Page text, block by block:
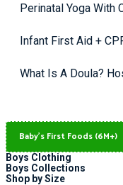
Perinatal Yoga With
Infant First Aid +
What Is A Doula?
Baby's First Foods (6M+)
Boys Clothing
Boys Collections
Shop by Size